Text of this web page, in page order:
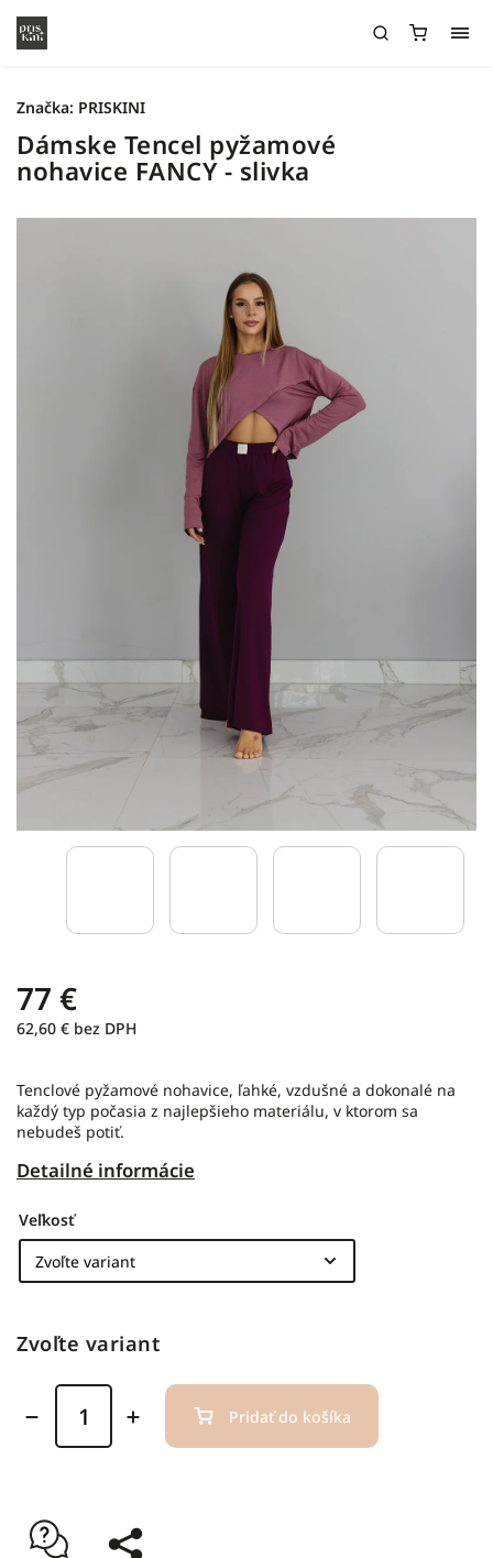
Dámske Tencel pyžamové
nohavice FANCY - slivka
77 €
62,60 € bez DPH
Tenclové pyžamové nohavice, ľahké, vzdušné a dokonalé na
každý typ počasia z najlepšieho materiálu, v ktorom sa
nebudeš potiť.
Detailné informácie
Značka: PRISKINI
Veľkosť
Zvoľte variant
Pridať do košíka